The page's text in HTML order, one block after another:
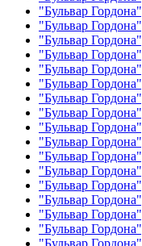
"Бульвар
"Бульвар
"Бульвар
"Бульвар
"Бульвар
"Бульвар
"Бульвар
"Бульвар
"Бульвар
"Бульвар
"Бульвар
"Бульвар
"Бульвар
"Бульвар
"Бульвар
"Бульвар
"Бульвар